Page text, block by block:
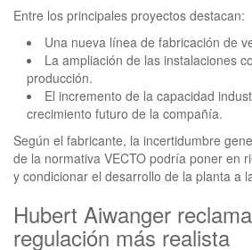
Entre los principales proyectos destacan:
Una nueva línea de fabricación de
La ampliación de las instalaciones
producción.
El incremento de la capacidad
crecimiento futuro de la compañía.
Según el fabricante, la incertidumbre
de la normativa VECTO podría poner en
y condicionar el desarrollo de la planta a
Hubert Aiwanger
regulación más realista